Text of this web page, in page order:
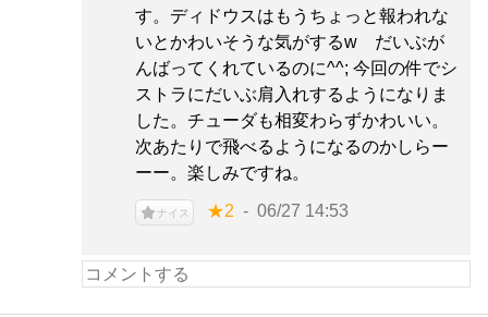
す。ディドウスはもうちょっと報われな
いとかわいそうな気がするw だいぶが
んばってくれているのに^^; 今回の件でシ
ストラにだいぶ肩入れするようになりま
した。チューダも相変わらずかわいい。
次あたりで飛べるようになるのかしらー
ーー。楽しみですね。
ナイス ★2 06/27 14:53